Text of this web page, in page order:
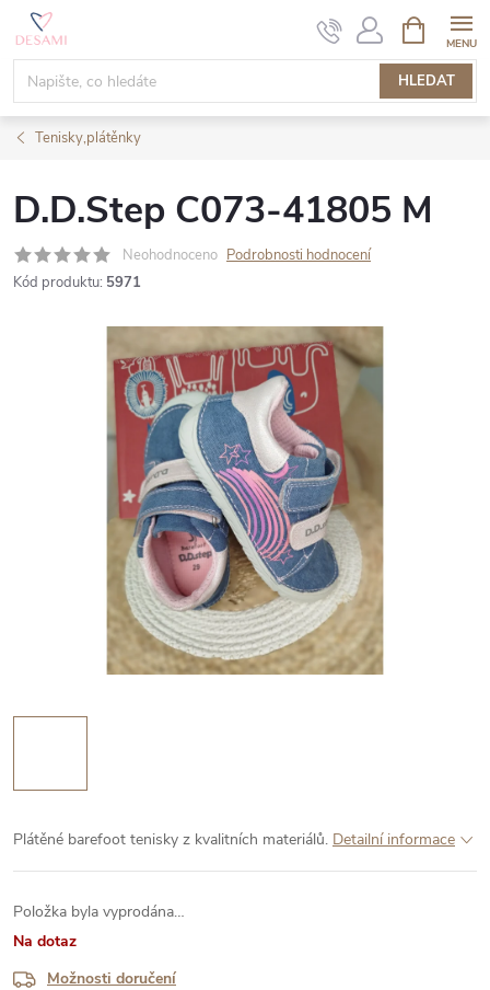
Přejít
obsah
HLEDAT
NÁKUPNÍ
KOŠÍK
Tenisky,plátěnky
D.D.Step C073-41805 M
Neohodnoceno Podrobnosti hodnocení
Kód produktu: 5971
Plátěné barefoot tenisky z kvalitních materiálů. Detailní informace
Položka byla vyprodána…
Na dotaz
Možnosti doručení